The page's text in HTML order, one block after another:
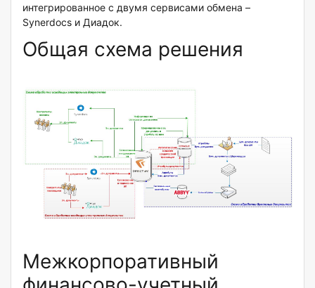
интегрированное с двумя сервисами обмена –
Synerdocs и Диадок.
Общая схема решения
Межкорпоративный